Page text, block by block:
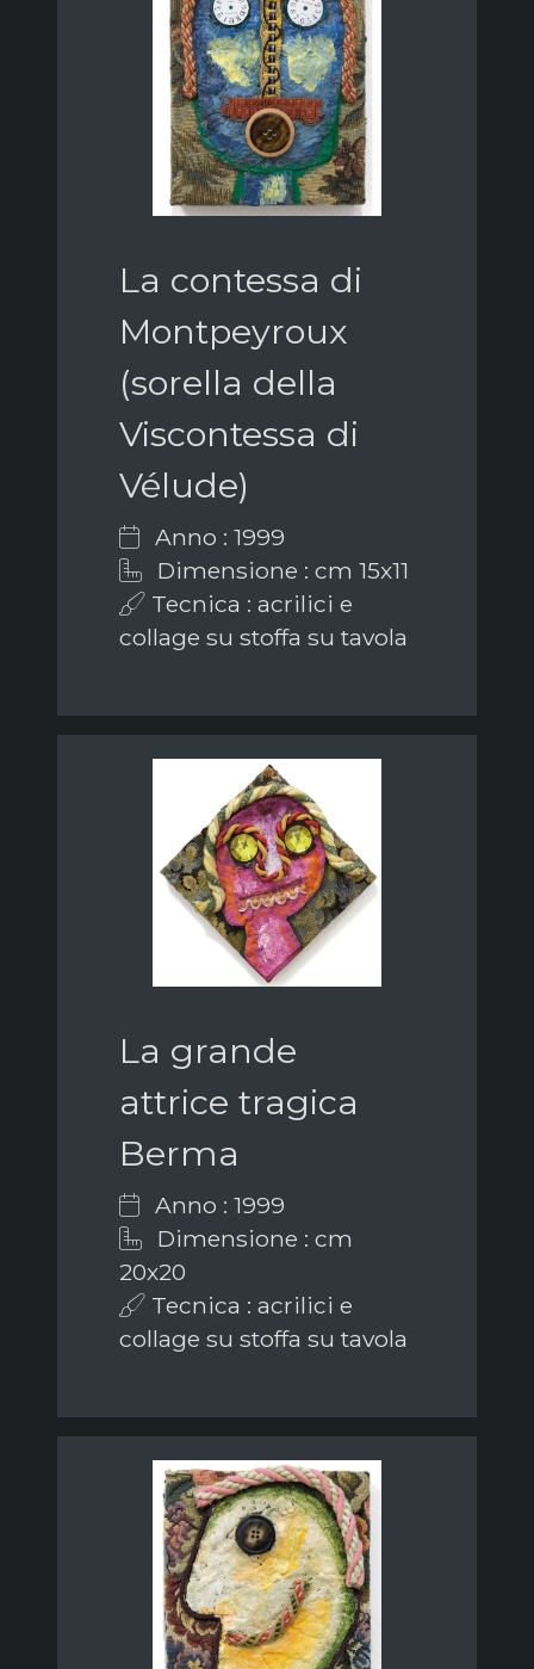
La contessa di
Montpeyroux
(sorella della
Viscontessa di
Vélude)
Anno : 1999
Dimensione : cm 15x11
Tecnica : acrilici e
collage su stoffa su tavola
La grande
attrice tragica
Berma
Anno : 1999
Dimensione : cm
20x20
Tecnica : acrilici e
collage su stoffa su tavola